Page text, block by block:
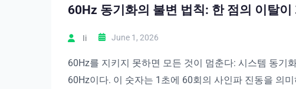
60Hz 동기화의 불변 법칙: 한 점의 이탈
Ii June 1, 2026
60Hz를 지키지 못하면 모든 것이 멈춘다: 시스템 동기
60Hz이다. 이 숫자는 1초에 60회의 사인파 진동을 의